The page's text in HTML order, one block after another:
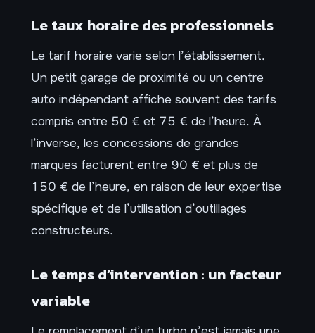
Le taux horaire des professionnels
Le tarif horaire varie selon l’établissement.
Un petit garage de proximité ou un centre
auto indépendant affiche souvent des tarifs
compris entre 50 € et 75 € de l’heure. À
l’inverse, les concessions de grandes
marques facturent entre 90 € et plus de
150 € de l’heure, en raison de leur expertise
spécifique et de l’utilisation d’outillages
constructeurs.
Le temps d’intervention : un facteur
variable